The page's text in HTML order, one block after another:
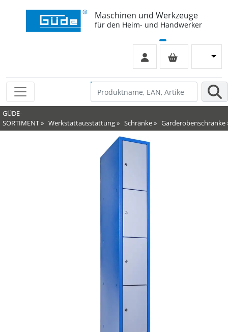
Maschinen und Werkzeuge
für den Heim- und Handwerker
GÜDE-
SORTIMENT» Werkstattausstattung» Schränke» Garderobenschränke